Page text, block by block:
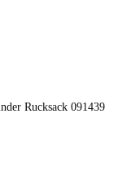
Rucksack 091439